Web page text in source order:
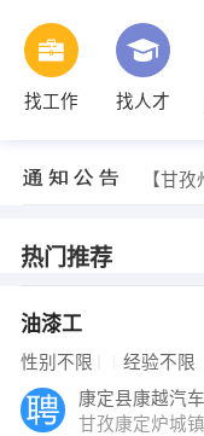
找工作 找人才
发布 [
【康定
热门推荐
油漆工
性别不限 经验不限
甘孜康定炉城